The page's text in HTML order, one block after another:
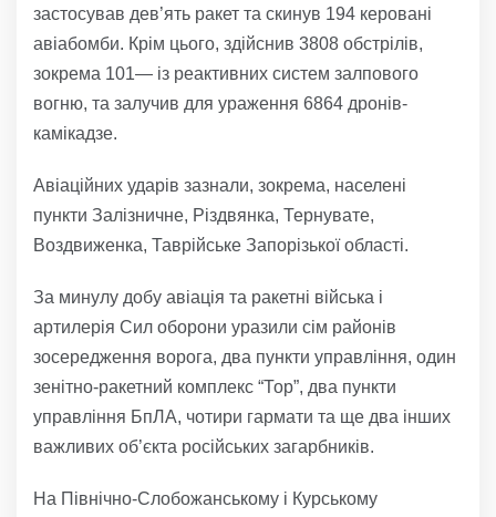
застосував дев’ять ракет та скинув 194 керовані
авіабомби. Крім цього, здійснив 3808 обстрілів,
зокрема 101— із реактивних систем залпового
вогню, та залучив для ураження 6864 дронів-
камікадзе.
Авіаційних ударів зазнали, зокрема, населені
пункти Залізничне, Різдвянка, Тернувате,
Воздвиженка, Таврійське Запорізької області.
За минулу добу авіація та ракетні війська і
артилерія Сил оборони уразили сім районів
зосередження ворога, два пункти управління, один
зенітно-ракетний комплекс “Тор”, два пункти
управління БпЛА, чотири гармати та ще два інших
важливих об’єкта російських загарбників.
На Північно-Слобожанському і Курському